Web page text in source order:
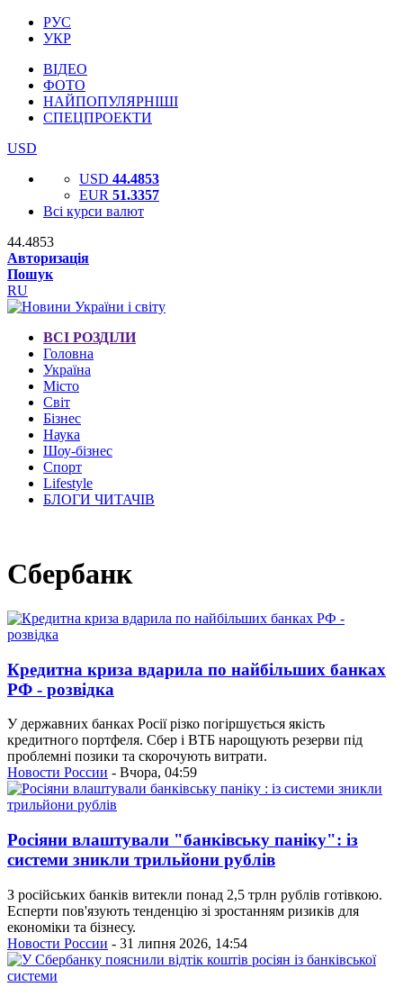
РУС
УКР
ВІДЕО
ФОТО
НАЙПОПУЛЯРНІШІ
СПЕЦПРОЕКТИ
USD
USD 44.4853
EUR 51.3357
Всі курси валют
44.4853
Авторизація
Пошук
RU
ВСІ РОЗДІЛИ
Головна
Україна
Місто
Світ
Бізнес
Наука
Шоу-бізнес
Спорт
Lifestyle
БЛОГИ ЧИТАЧІВ
Сбербанк
Кредитна криза вдарила по найбільших банках
РФ - розвідка
У державних банках Росії різко погіршується якість
кредитного портфеля. Сбер і ВТБ нарощують резерви під
проблемні позики та скорочують витрати.
Новости России - Вчора, 04:59
Росіяни влаштували "банківську паніку": із
системи зникли трильйони рублів
З російських банків витекли понад 2,5 трлн рублів готівкою.
Есперти пов'язують тенденцію зі зростанням ризиків для
економіки та бізнесу.
Новости России - 31 липня 2026, 14:54